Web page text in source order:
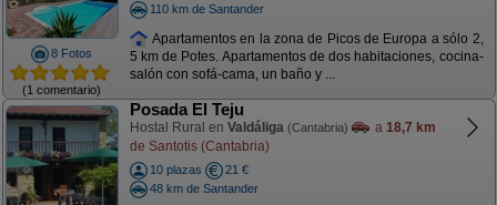
8 Fotos
(1 comentario)
110 km de Santander
Apartamentos en la zona de Picos de Europa a sólo 2,
5 km de Potes. Apartamentos de dos habitaciones, cocina-
salón con sofá-cama, un baño y ...
Posada El Teju
Hostal Rural en Valdáliga (Cantabria) a 18,7 km
de Santotis (Cantabria)
10 plazas
21 €
48 km de Santander